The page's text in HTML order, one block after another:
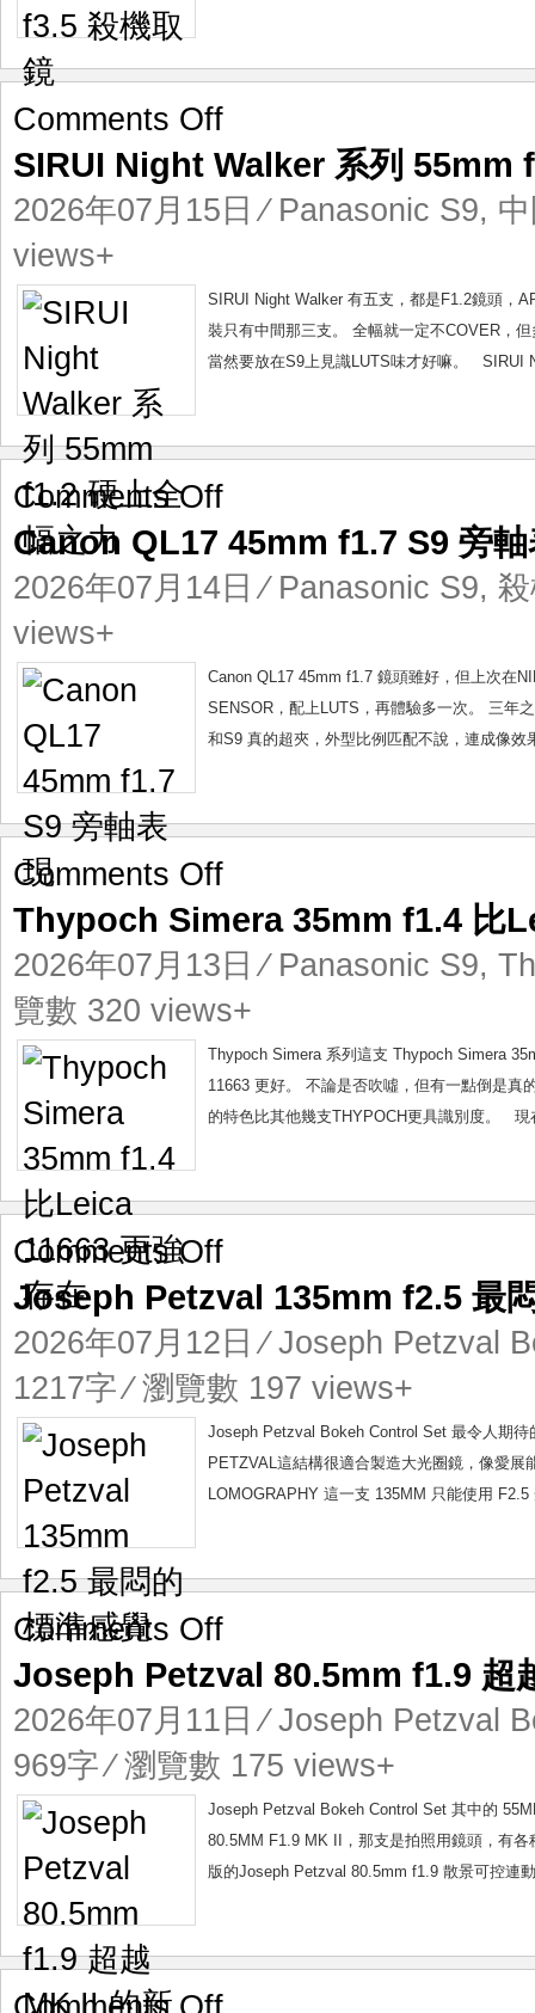
Comments Offon
Night
系
f1.2
硬
全
力
SIRUI Night Walker 系列 55mm
2026年07月15日 ⁄ Panasonic S9,
views+
SIRUI Night Walker 有五支，都是F1.2鏡頭，
裝只有中間那三支。 全幅就一定不COVER，
當然要放在S9上見識LUTS味才好嘛。 SIRUI
Comments Offon
QL17
f1.7
軸
Canon QL17 45mm f1.7 S9 旁軸
2026年07月14日 ⁄ Panasonic S9,
views+
Canon QL17 45mm f1.7 鏡頭雖好，但上次在
SENSOR，配上LUTS，再體驗多一次。 三年
和S9 真的超夾，外型比例匹配不說，連成像
Comments Offon
Simera
f1.4
Leica
11663
存
Thypoch Simera 35mm f1.4 比
2026年07月13日 ⁄ Panasonic S9,
覽數 320 views+
Thypoch Simera 系列這支 Thypoch Simera
11663 更好。 不論是否吹噓，但有一點倒是真
的特色比其他幾支THYPOCH更具識別度。
Comments Offon
Petzval
f2.5
最
悶
的
感
Joseph Petzval 135mm f2.5 最
2026年07月12日 ⁄Joseph Petzval
1217字 ⁄ 瀏覽數 197 views+
Joseph Petzval Bokeh Control Set 最令人期
PETZVAL這結構很適合製造大光圈鏡，像愛
LOMOGRAPHY 這一支 135MM 只能使用
Comments Offon
Petzval
f1.9
越
MK
新
Joseph Petzval 80.5mm f1.9 超
2026年07月11日 ⁄Joseph Petzval
969字 ⁄ 瀏覽數 175 views+
Joseph Petzval Bokeh Control Set 其中的
80.5MM F1.9 MK II，那支是拍照用鏡頭，有
版的Joseph Petzval 80.5mm f1.9 散景可控連
on